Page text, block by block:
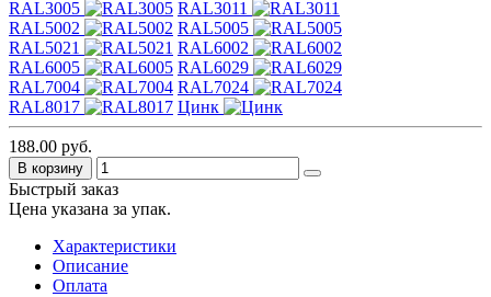
RAL3005
RAL3011
RAL5002
RAL5005
RAL5021
RAL6002
RAL6005
RAL6029
RAL7004
RAL7024
RAL8017
Цинк
188.00 руб.
В корзину
Быстрый заказ
Цена указана за упак.
Характеристики
Описание
Оплата